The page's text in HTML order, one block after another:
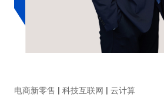
医药 | 金融 | 互联网